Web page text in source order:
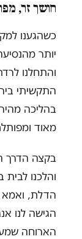
חושך זר,
כשהגענו
יותר
והתחלנו
התקשיתי
בהליכה
מאוד
בקצה הדרך
והלכנו
הדלת, ואמא
הגישה לנו
הארוחה